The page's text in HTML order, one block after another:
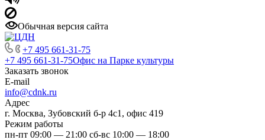
Обычная версия сайта
+7 495 661-31-75
+7 495 661-31-75Офис на Парке культуры
Заказать звонок
E-mail
info@cdnk.ru
Адрес
г. Москва, Зубовский б-р 4с1, офис 419
Режим работы
пн-пт 09:00 — 21:00 сб-вс 10:00 — 18:00